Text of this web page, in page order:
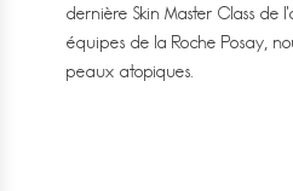
dernière Skin Master Class de
équipes de la Roche Posay,
peaux atopiques.